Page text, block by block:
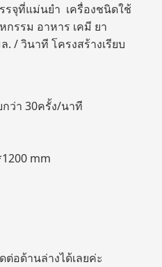
รจุที่แม่นยำ เครื่องชนิดใช้
รรม อาหาร เคมี ยา
. / วินาที โครงสร้างเรียบ
กว่า 30ครั้ง/นาที
mm
อด้านล่างได้เลยค่ะ